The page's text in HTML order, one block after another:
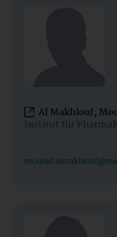
Al Makhlouf,
Institut für